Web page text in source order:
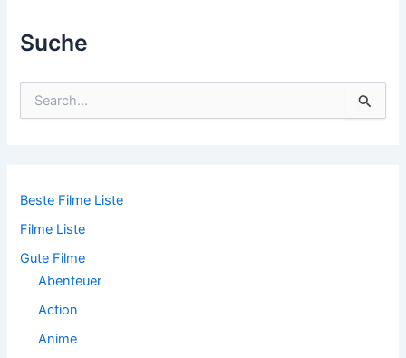
Suche
n
c
h
Beste Filme Liste
Filme Liste
Gute Filme
Abenteuer
Action
Anime